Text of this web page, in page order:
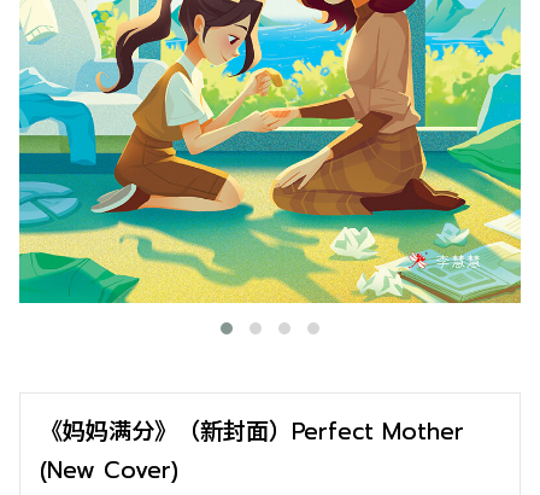
《妈妈满分》（新封面）Perfect Mother
(New Cover)